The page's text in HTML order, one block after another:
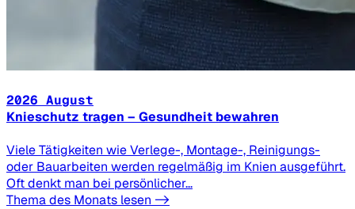
2026 August
Knieschutz tragen – Gesundheit bewahren
Viele Tätigkeiten wie Verlege-, Montage-, Reinigungs-
oder Bauarbeiten werden regelmäßig im Knien ausgeführt.
Oft denkt man bei persönlicher...
Thema des Monats lesen ->